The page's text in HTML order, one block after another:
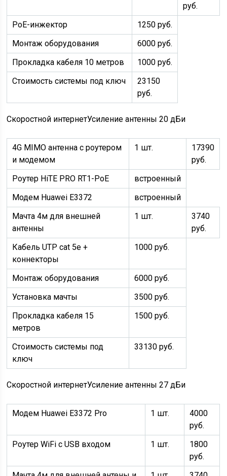
руб.
PoE-инжектор
1250 руб.
Монтаж оборудования
6000 руб.
Прокладка кабеля 10 метров
1000 руб.
Стоимость системы под ключ
23150
руб.
Скоростной интернетУсиление антенны 20 дБи
4G MIMO антенна c роутером
и модемом
1 шт.
17390
руб.
Роутер HiTE PRO RT1-PoE
встроенный
Модем Huawei E3372
встроенный
Мачта 4м для внешней
антенны
1 шт.
3740
руб.
Кабель UTP cat 5e +
коннекторы
1000 руб.
Монтаж оборудования
6000 руб.
Установка мачты
3500 руб.
Прокладка кабеля 15
метров
1500 руб.
Стоимость системы под
ключ
33130 руб.
Скоростной интернетУсиление антенны 27 дБи
Модем Huawei E3372 Pro 1 шт.
4000
руб.
Роутер WiFi с USB входом
1 шт.
1800
руб.